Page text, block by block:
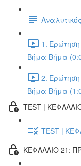
1.
Βήμα-Βήμα
2.
Βήμα-Βήμα
TEST |
TEST |
ΚΕΦΑΛΑΙΟ 21: